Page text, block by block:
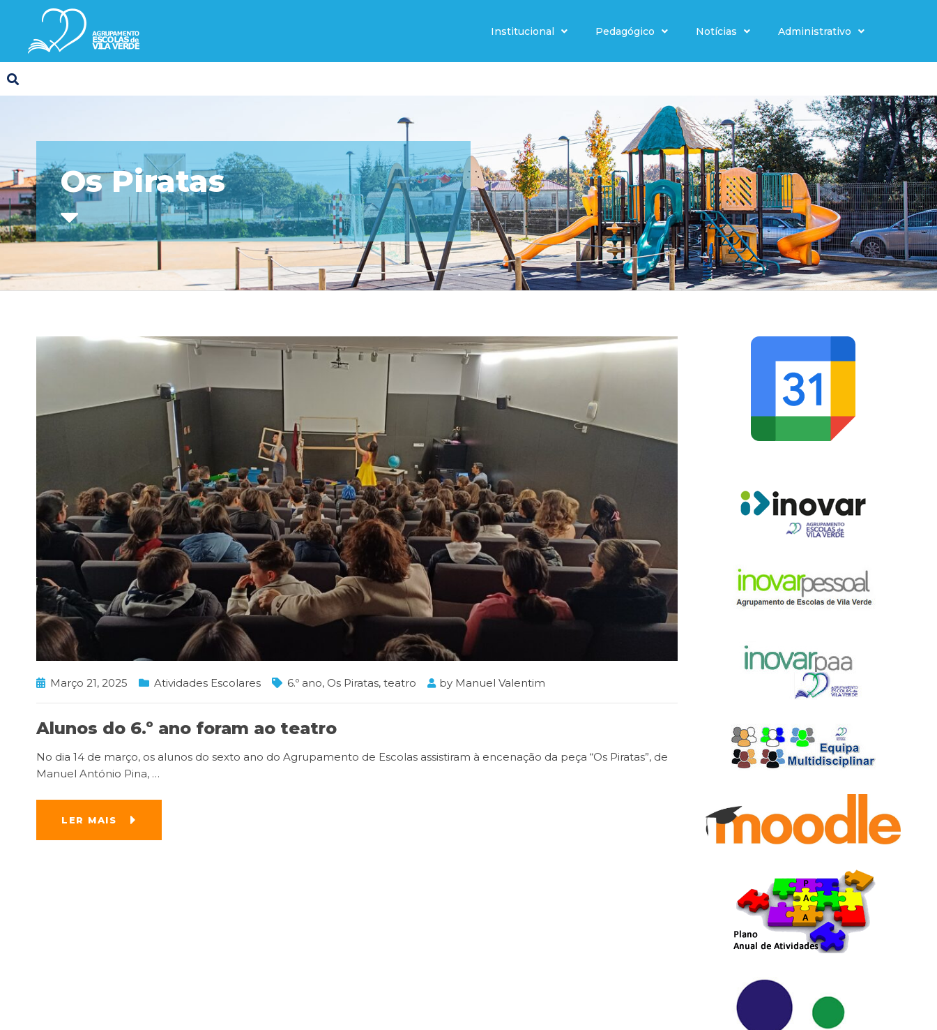
Institucional Pedagógico Notícias Administrativo
Os Piratas
Março 21, 2025 Atividades Escolares 6.º ano, Os Piratas, teatro by Manuel Valentim
Alunos do 6.º ano foram ao teatro
No dia 14 de março, os alunos do sexto ano do Agrupamento de Escolas assistiram à encenação da peça “Os Piratas”, de
Manuel António Pina, …
LER MAIS